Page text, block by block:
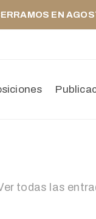
EN
todas las